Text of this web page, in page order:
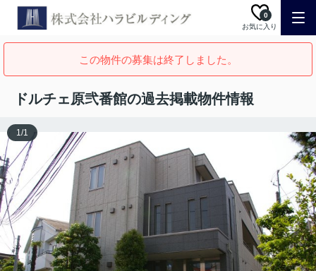
お気に入り
0
この物件の募集は終了しました。
ドルチェ原弐番館の過去掲載物件情報
1/1